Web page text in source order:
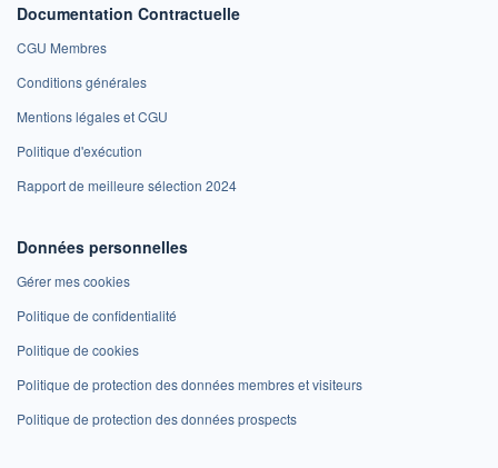
Documentation Contractuelle
CGU Membres
Conditions générales
Mentions légales et CGU
Politique d'exécution
Rapport de meilleure sélection 2024
Données personnelles
Gérer mes cookies
Politique de confidentialité
Politique de cookies
Politique de protection des données membres et visiteurs
Politique de protection des données prospects